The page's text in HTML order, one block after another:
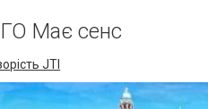
ГО Має сенс
JTI